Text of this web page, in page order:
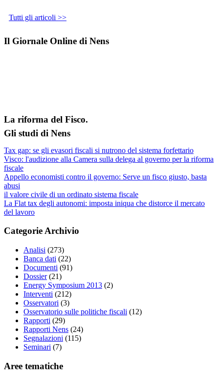
Tutti gli articoli >>
Il Giornale Online di Nens
La riforma del Fisco.
Gli studi di Nens
Tax gap: se gli evasori fiscali si nutrono del sistema forfettario
Visco: l'audizione alla Camera sulla delega al governo per la riforma
fiscale
Appello economisti contro il governo: Serve un fisco giusto, basta
abusi
il valore civile di un ordinato sistema fiscale
La Flat tax degli autonomi: imposta iniqua che distorce il mercato
del lavoro
Categorie Archivio
Analisi (273)
Banca dati (22)
Documenti (91)
Dossier (21)
Energy Symposium 2013 (2)
Interventi (212)
Osservatori (3)
Osservatorio sulle politiche fiscali (12)
Rapporti (29)
Rapporti Nens (24)
Segnalazioni (115)
Seminari (7)
Aree tematiche